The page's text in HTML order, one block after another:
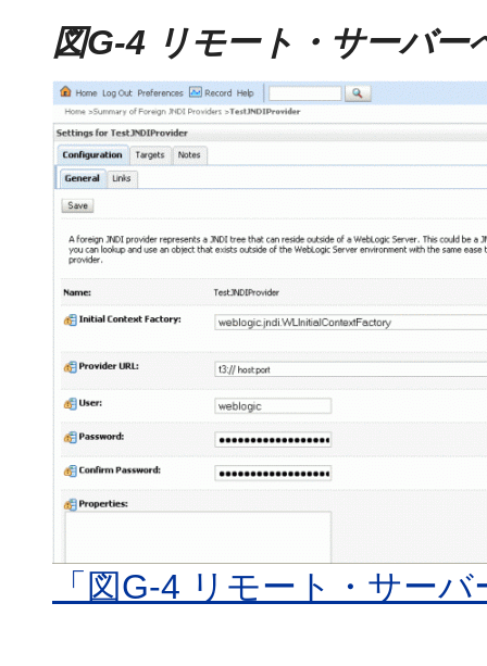
図G-4 リモート・サーバー
「図G-4 リモート・サー